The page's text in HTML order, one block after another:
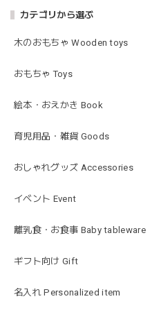
カテゴリから選ぶ
木のおもちゃ Wooden toys
おもちゃ Toys
絵本・おえかき Book
育児用品・雑貨 Goods
おしゃれグッズ Accessories
イベント Event
離乳食・お食事 Baby tableware
ギフト向け Gift
名入れ Personalized item
発送も早くてありがたかった
lightbeige ライ
出産祝いで渡しました。友